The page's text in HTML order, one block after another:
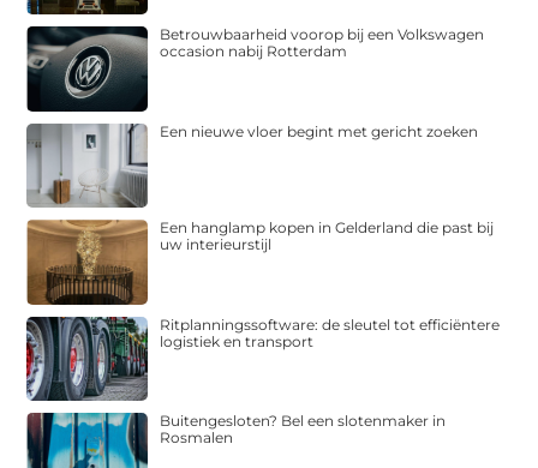
Betrouwbaarheid voorop bij een Volkswagen
occasion nabij Rotterdam
Een nieuwe vloer begint met gericht zoeken
Een hanglamp kopen in Gelderland die past bij
uw interieurstijl
Ritplanningssoftware: de sleutel tot efficiëntere
logistiek en transport
Buitengesloten? Bel een slotenmaker in
Rosmalen